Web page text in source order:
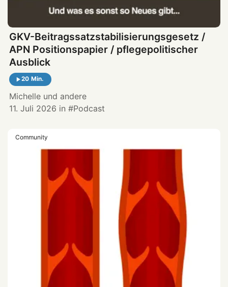
GKV-Beitragssatzstabilisierungsgesetz /
APN Positionspapier / pflegepolitischer
Ausblick
20 Min.
Michelle und andere
11. Juli 2026 in Podcast
Community